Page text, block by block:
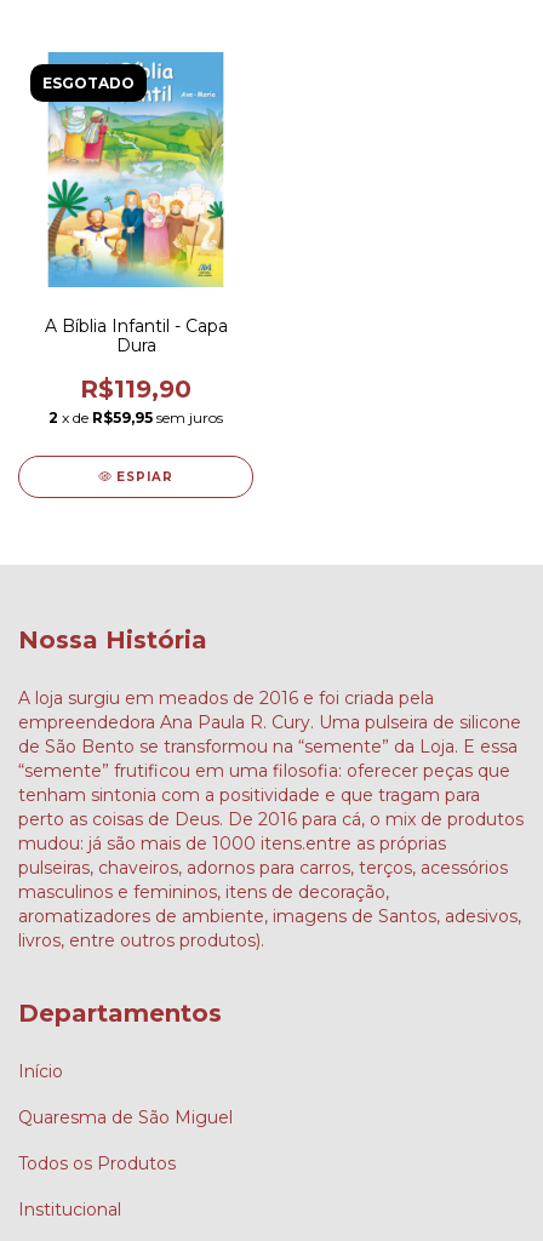
ESGOTADO
A Bíblia Infantil - Capa
Dura
R$119,90
2 x de R$59,95 sem juros
ESPIAR
Nossa História
A loja surgiu em meados de 2016 e foi criada pela
empreendedora Ana Paula R. Cury. Uma pulseira de silicone
de São Bento se transformou na “semente” da Loja. E essa
“semente” frutificou em uma filosofia: oferecer peças que
tenham sintonia com a positividade e que tragam para
perto as coisas de Deus. De 2016 para cá, o mix de produtos
mudou: já são mais de 1000 itens.entre as próprias
pulseiras, chaveiros, adornos para carros, terços, acessórios
masculinos e femininos, itens de decoração,
aromatizadores de ambiente, imagens de Santos, adesivos,
livros, entre outros produtos).
Departamentos
Início
Quaresma de São Miguel
Todos os Produtos
Institucional